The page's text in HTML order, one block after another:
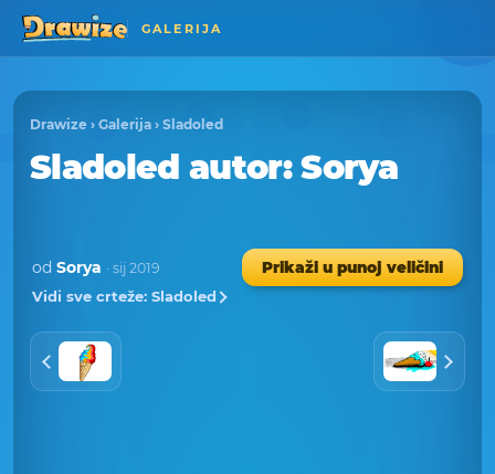
GALERIJA
Drawize › Galerija › Sladoled
Sladoledautor: Sorya
od Sorya · sij 2019
Prikaži u punoj veličini
Vidi sve crteže: Sladoled